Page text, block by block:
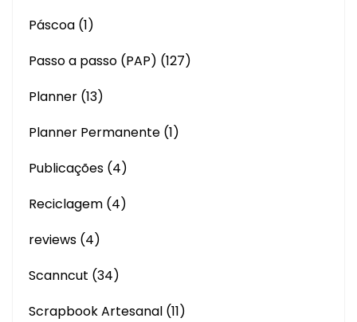
Páscoa (1)
Passo a passo (PAP) (127)
Planner (13)
Planner Permanente (1)
Publicações (4)
Reciclagem (4)
reviews (4)
Scanncut (34)
Scrapbook Artesanal (11)